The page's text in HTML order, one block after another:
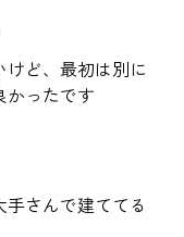
けど、最初は別に
かったです
手さんで建ててる